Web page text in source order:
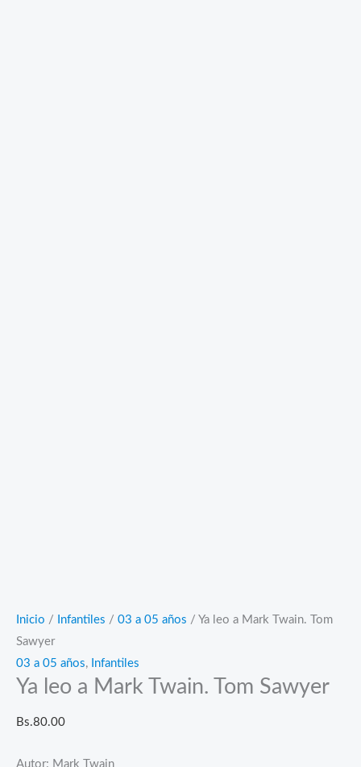
Inicio / Infantiles / 03 a 05 años / Ya leo a Mark Twain. Tom
Sawyer
03 a 05 años, Infantiles
Ya leo a Mark Twain. Tom Sawyer
Bs.80.00
Autor: Mark Twain